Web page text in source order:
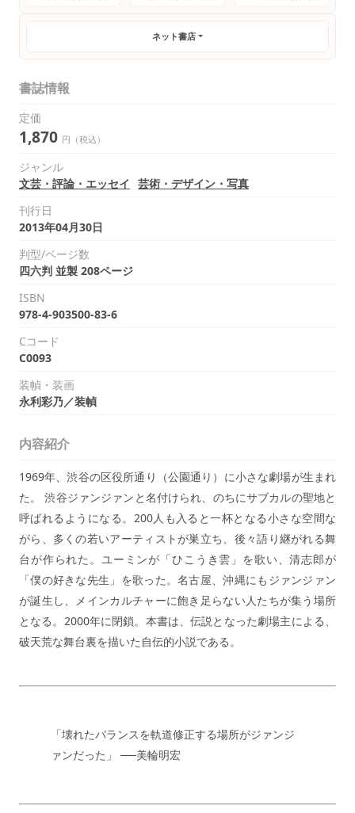
ネット書店
書誌情報
定価
1,870 円（税込）
ジャンル
文芸・評論・エッセイ
芸術・デザイン・写真
刊行日
2013年04月30日
判型/ページ数
四六判 並製 208ページ
ISBN
978-4-903500-83-6
Cコード
C0093
装幀・装画
永利彩乃／装幀
内容紹介
1969年、渋谷の区役所通り（公園通り）に小さな劇場が生まれ
た。 渋谷ジァンジァンと名付けられ、のちにサブカルの聖地と
呼ばれるようになる。200人も入ると一杯となる小さな空間な
がら、多くの若いアーティストが巣立ち、後々語り継がれる舞
台が作られた。ユーミンが「ひこうき雲」を歌い、清志郎が
「僕の好きな先生」を歌った。名古屋、沖縄にもジァンジァン
が誕生し、メインカルチャーに飽き足らない人たちが集う場所
となる。2000年に閉鎖。本書は、伝説となった劇場主による、
破天荒な舞台裏を描いた自伝的小説である。
「壊れたバランスを軌道修正する場所がジァンジ
ァンだった」 ──美輪明宏